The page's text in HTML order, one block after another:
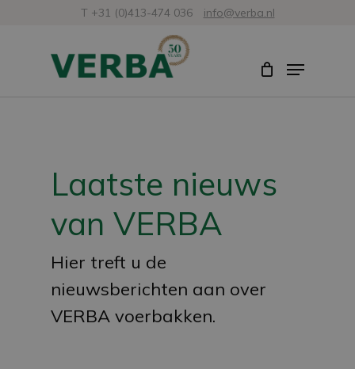
T +31 (0)413-474 036 info@verba.nl
Menu
Laatste nieuws
van VERBA
Hier treft u de
nieuwsberichten aan over
VERBA voerbakken.